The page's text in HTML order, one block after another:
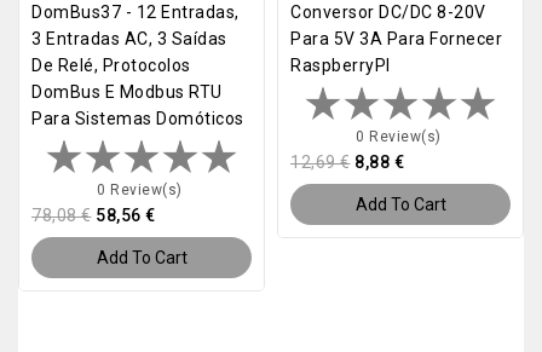
DomBus37 - 12 Entradas,
3 Entradas AC, 3 Saídas
De Relé, Protocolos
DomBus E Modbus RTU
Para Sistemas Domóticos
0 Review(s)
78,08 € 58,56 €
Add To Cart
Conversor DC/DC 8-20V
Para 5V 3A Para Fornecer
RaspberryPI
0 Review(s)
12,69 € 8,88 €
Add To Cart